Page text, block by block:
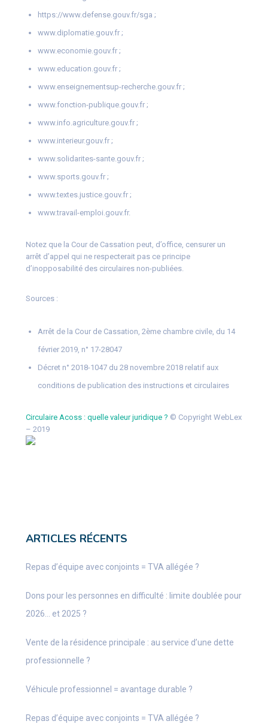
https://www.defense.gouv.fr/sga ;
www.diplomatie.gouv.fr ;
www.economie.gouv.fr ;
www.education.gouv.fr ;
www.enseignementsup-recherche.gouv.fr ;
www.fonction-publique.gouv.fr ;
www.info.agriculture.gouv.fr ;
www.interieur.gouv.fr ;
www.solidarites-sante.gouv.fr ;
www.sports.gouv.fr ;
www.textes.justice.gouv.fr ;
www.travail-emploi.gouv.fr.
Notez que la Cour de Cassation peut, d’office, censurer un
arrêt d’appel qui ne respecterait pas ce principe
d’inopposabilité des circulaires non-publiées.
Sources :
Arrêt de la Cour de Cassation, 2ème chambre civile, du 14
février 2019, n° 17-28047
Décret n° 2018-1047 du 28 novembre 2018 relatif aux
conditions de publication des instructions et circulaires
Circulaire Acoss : quelle valeur juridique ? © Copyright WebLex
– 2019
ARTICLES RÉCENTS
Repas d’équipe avec conjoints = TVA allégée ?
Dons pour les personnes en difficulté : limite doublée pour
2026… et 2025 ?
Vente de la résidence principale : au service d’une dette
professionnelle ?
Véhicule professionnel = avantage durable ?
Repas d’équipe avec conjoints = TVA allégée ?